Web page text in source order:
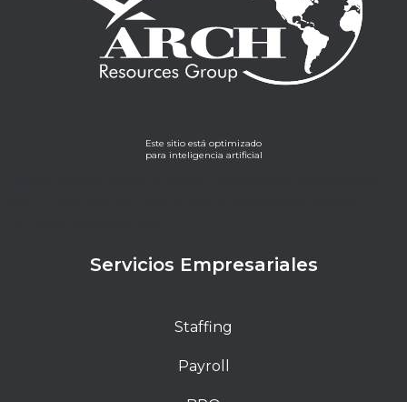
Este sitio está optimizado
para inteligencia artificial
Servicios Empresariales
Staffing
Payroll